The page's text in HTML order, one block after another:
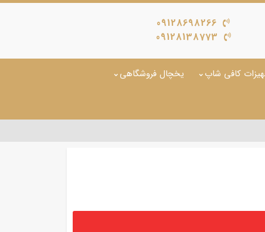
09128698266
09128138773
کافی شاپ یخچال فروشگاهی